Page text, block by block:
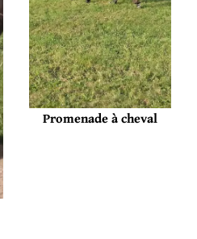
Promenade à cheval